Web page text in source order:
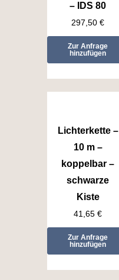
– IDS 80
297,50 €
Zur Anfrage
hinzufügen
Lichterkette –
10 m –
koppelbar –
schwarze
Kiste
41,65 €
Zur Anfrage
hinzufügen